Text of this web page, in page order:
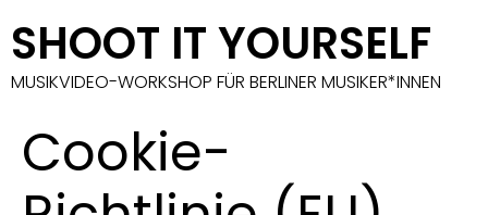
SHOOT IT YOURSELF
MUSIKVIDEO-WORKSHOP FÜR BERLINER MUSIKER*INNEN
Cookie-